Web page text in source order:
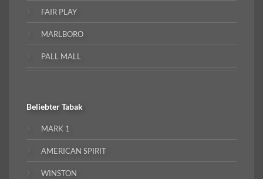
FAIR PLAY
MARLBORO
PALL MALL
BeliebterTabak
MARK 1
AMERICAN SPIRIT
WINSTON